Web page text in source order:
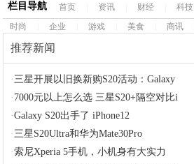
栏目导航 首页 资讯 财经 科技
时尚
企业 游戏 美食 商讯
推荐新闻
·三星开展以旧换新购S20活动：Galaxy
· 7000元以上怎么选 三星S20+隔空对比i
·Galaxy S20出手了 iPhone12
·三星S20Ultra和华为Mate30Pro
·索尼Xperia 5手机，小机身有大实力